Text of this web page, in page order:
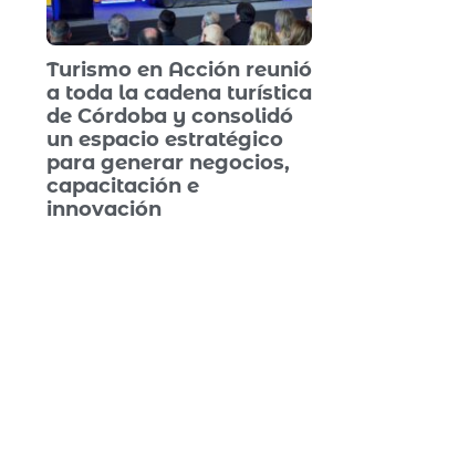
Turismo en Acción reunió
a toda la cadena turística
de Córdoba y consolidó
un espacio estratégico
para generar negocios,
capacitación e
innovación